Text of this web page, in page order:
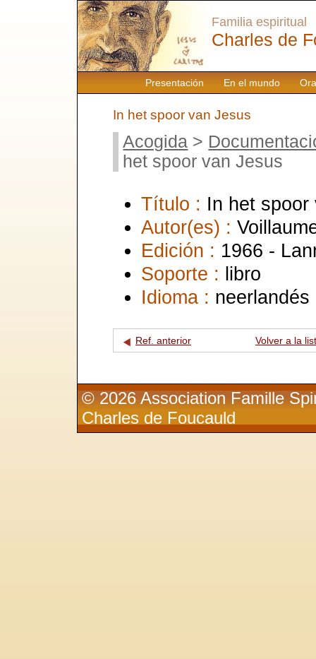
Presentación En el mundo
Familia espiritual
Charles de
In het spoor van Jesus
Acogida >
het spoor van Jesus
Título : In het spoor
Autor(es) :
Edición : 1966 -
Soporte : libro
Idioma : neerlandés
Ref. anterior Volver a la
© 2026 Association Famille
Charles de Foucauld